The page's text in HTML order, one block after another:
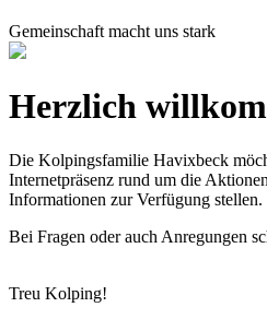
Gemeinschaft macht uns stark
Herzlich
Die Kolpingsfamilie Havixbeck
Internetpräsenz rund um die
Informationen zur Verfügung stellen.
Bei Fragen oder auch Anregungen
Treu Kolping!